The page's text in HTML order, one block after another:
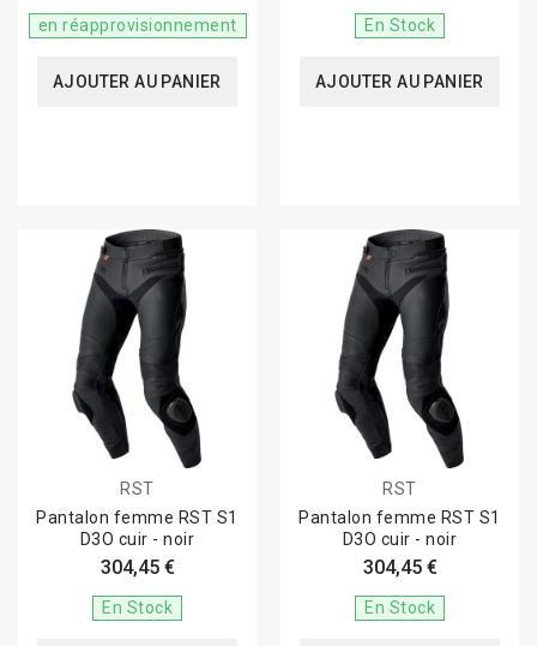
en réapprovisionnement
AJOUTER AU PANIER
En Stock
AJOUTER AU PANIER
RST
Pantalon femme RST S1
D3O cuir - noir
304,45 €
En Stock
RST
Pantalon femme RST S1
D3O cuir - noir
304,45 €
En Stock